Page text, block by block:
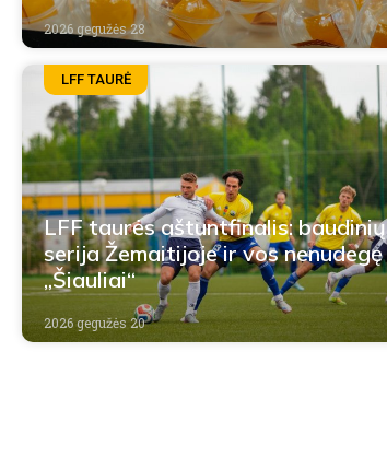
2026 gegužės 28
LFF TAURĖ
LFF taurės aštuntfinalis: baudinių
serija Žemaitijoje ir vos nenudegę
„Šiauliai“
2026 gegužės 20